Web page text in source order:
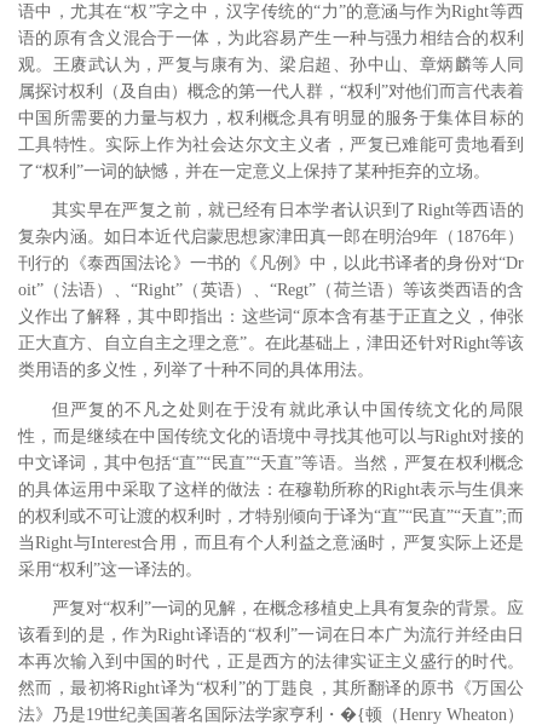
语中，尤其在“权”字之中，汉字传统的“力”的意涵与作为Right等西
语的原有含义混合于一体， 为此容易产生一种与强力相结合的权利
观。 王赓武认为，严复与康有为、梁启超、孙中山、章炳麟等人同
属探讨权利（及自由）概念的第一代人群，“权利”对他们而言代表着
中国所需要的力量与权力，权利概念具有明显的服务于集体目标的
工具特性。 实际上作为社会达尔文主义者，严复已难能可贵地看到
了“权利”一词的缺憾，并在一定意义上保持了某种拒弃的立场。
其实早在严复之前，就已经有日本学者认识到了Right等西语的
复杂内涵。如日本近代启蒙思想家津田真一郎在明治9年（1876年）
刊行的《泰西国法论》一书的《凡例》中，以此书译者的身份对“Dr
oit”（法语）、“Right”（英语）、“Regt”（荷兰语）等该类西语的含
义作出了解释，其中即指出：这些词“原本含有基于正直之义，伸张
正大直方、自立自主之理之意”。在此基础上，津田还针对Right等该
类用语的多义性，列举了十种不同的具体用法。
但严复的不凡之处则在于没有就此承认中国传统文化的局限
性，而是继续在中国传统文化的语境中寻找其他可以与Right对接的
中文译词，其中包括“直”“民直”“天直”等语。 当然，严复在权利概念
的具体运用中采取了这样的做法：在穆勒所称的Right表示与生俱来
的权利或不可让渡的权利时，才特别倾向于译为“直”“民直”“天直”;而
当Right与Interest合用，而且有个人利益之意涵时，严复实际上还是
采用“权利”这一译法的。
严复对“权利”一词的见解，在概念移植史上具有复杂的背景。应
该看到的是，作为Right译语的“权利”一词在日本广为流行并经由日
本再次输入到中国的时代，正是西方的法律实证主义盛行的时代。
然而，最初将Right译为“权利”的丁韪良，其所翻译的原书《万国公
法》乃是19世纪美国著名国际法学家亨利・�{顿（Henry Wheaton）